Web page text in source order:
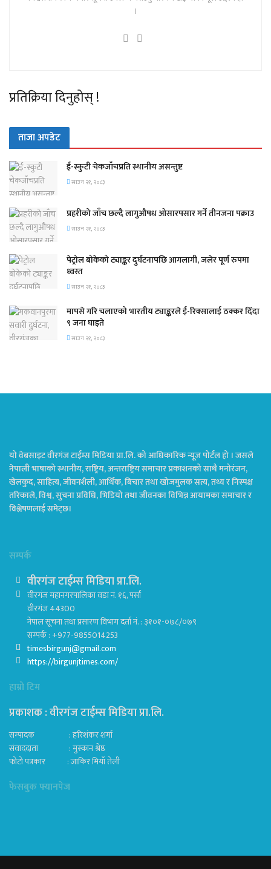
।
प्रतिक्रिया दिनुहोस् !
ताजा अपडेट
ई-स्कुटी चेकजाँचप्रति स्थानीय असन्तुष्ट
साउन २१, २०८३
प्रहरीको जाँच छल्दै लागुऔषध ओसारपसार गर्ने तीनजना पक्राउ
साउन २१, २०८३
पेट्रोल बोकेको ट्याङ्कर दुर्घटनापछि आगलागी, जलेर पूर्ण रुपमा
ध्वस्त
साउन २१, २०८३
मापसे गरि चलाएको भारतीय ट्याङ्करले ई-रिक्सालाई ठक्कर दिँदा
९ जना घाइते
साउन २१, २०८३
यो वेबसाइट वीरगंज टाईम्स मिडिया प्रा.लि. को आधिकारिक न्यूज पोर्टल हो । जसले
नेपाली भाषाको स्थानीय, राष्ट्रिय, अन्तराष्ट्रिय समाचार प्रकाशनको साथै मनोरंजन,
खेलकुद, साहित्य, जीवनशैली, आर्थिक, बिचार तथा खोजमुलक सत्य, तथ्य र निस्पक्ष
तरिकाले, विश्व, सुचना प्रविधि, भिडियो तथा जीवनका विभिन्न आयामका समाचार र
विश्लेषणलाई समेट्छ।
सम्पर्क
वीरगंज टाईम्स मिडिया प्रा.लि.
वीरगंज महानगरपालिका वडा नं. १६, पर्सा
वीरगंज 44300
नेपाल सूचना तथा प्रसारण विभाग दर्ता नं. : ३१०१-०७८/०७९
सम्पर्क : +977-9855014253
timesbirgunj@gmail.com
https://birgunjtimes.com/
हाम्रो टिम
प्रकाशक : वीरगंज टाईम्स मिडिया प्रा‍.लि.
सम्पादक : हरिशंकर शर्मा
संवाददाता : मुस्कान श्रेष्ठ
फोटो पत्रकार : जाकिर मियाँ तेली
फेसबुक फ्यानपेज